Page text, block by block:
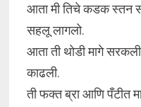
आता मी तिचे कडक स्तन
सहलू लागलो.
आता ती थोडी मागे
काढली.
ती फक्त ब्रा आणि पँटीत